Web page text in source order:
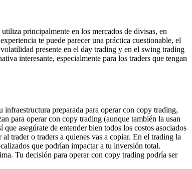
principalmente en los mercados de divisas, en
te puede parecer una práctica cuestionable, el
presente en el day trading y en el swing trading
interesante, especialmente para los traders que tengan
infraestructura preparada para operar con copy trading,
para operar con copy trading (aunque también la usan
asegúrate de entender bien todos los costos asociados
trader o traders a quienes vas a copiar. En el trading la
que podrían impactar a tu inversión total.
Tu decisión para operar con copy trading podría ser